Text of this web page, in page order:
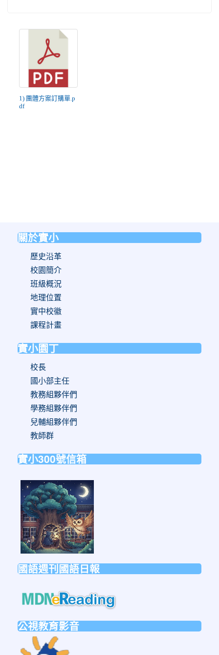
1) 團體方案訂購單.p
df
關於實小
歷史沿革
校園簡介
班級概況
地理位置
實中校徽
課程計畫
實小園丁
校長
國小部主任
教務組夥伴們
學務組夥伴們
兒輔組夥伴們
教師群
實小300號信箱
https://forms.gle/sb6qss7apF2uRjVc7
國語週刊國語日報
公視教育影音